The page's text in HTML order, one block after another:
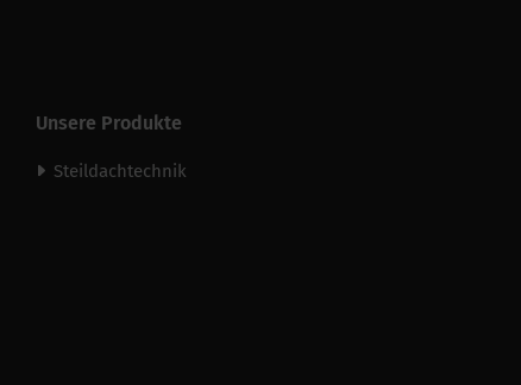
Unsere Produkte
Steildachtechnik